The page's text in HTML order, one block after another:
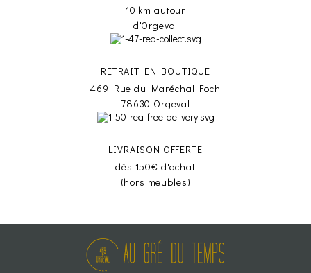
10 km autour
d'Orgeval
RETRAIT EN BOUTIQUE
469 Rue du Maréchal Foch
78630 Orgeval
LIVRAISON OFFERTE
dès 150€ d'achat
(hors meubles)